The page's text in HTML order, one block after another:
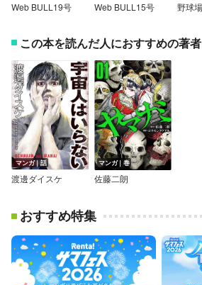
Web BULL19号 Web BULL15号
この本を読んだ人におすすめの著者
マンガ｜話
渡邊ダイスケ
マンガ｜巻
佐藤二朗
おすすめ特集